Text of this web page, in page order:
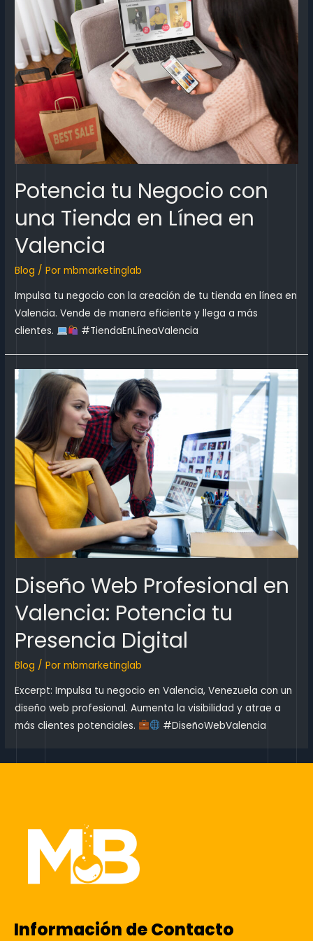
Potencia tu Negocio con
una Tienda en Línea en
Valencia
Blog / Pormbmarketinglab
Impulsa tu negocio con la creación de tu tienda en línea en
Valencia. Vende de manera eficiente y llega a más
clientes.
#TiendaEnLíneaValencia
Diseño Web Profesional en
Valencia: Potencia tu
Presencia Digital
Blog / Pormbmarketinglab
Excerpt: Impulsa tu negocio en Valencia, Venezuela con un
diseño web profesional. Aumenta la visibilidad y atrae a
más clientes potenciales.
#DiseñoWebValencia
Información de Contacto